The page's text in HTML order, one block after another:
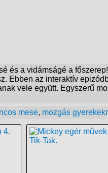
és a vidámságé a
Ebben az interaktív
vele együtt. Egyszerű
mese, mozgás